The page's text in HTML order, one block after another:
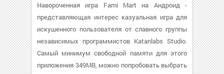
Навороченная игра Fami Mart на Андроид -
представляющая интерес казуальная игра для
искушенного пользователя от славного группы
независимых программистов Katanlabs Studio.
Самый минимум свободной памяти для этого
приложения 349MB, можно попробовать выбрать